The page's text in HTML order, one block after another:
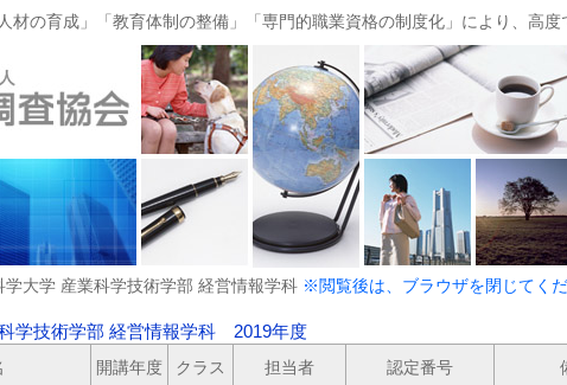
材の育成」「教育体制の整備」「専門的職業資格の制度化」により、高度
大学 産業科学技術学部 経営情報学科 ※閲覧後は、ブラウザを閉じてくだ
学技術学部 経営情報学科 2019年度
開講年度 クラス 担当者 認定番号